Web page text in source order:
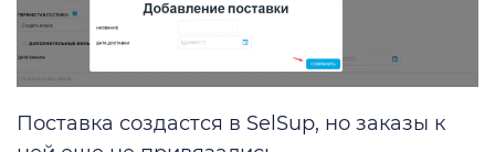
Поставка создастся в SelSup, но заказы к